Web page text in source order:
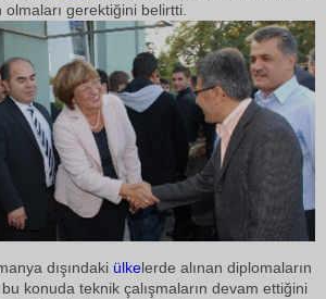
gerektiğini belirtti.
dışındaki ülkelerde alınan diplomaların
konuda teknik çalışmaların devam ettiğini